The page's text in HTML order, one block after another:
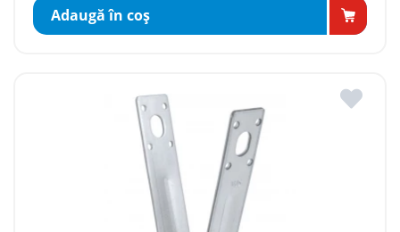
Adaugă în coş